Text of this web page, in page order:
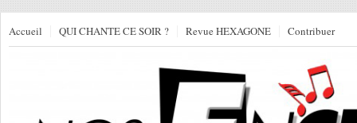
Accueil QUI CHANTE CE SOIR ? Revue HEXAGONE Contribuer